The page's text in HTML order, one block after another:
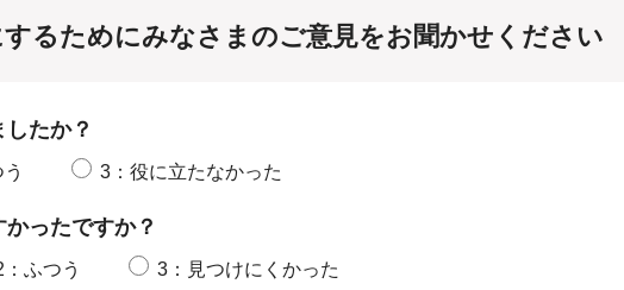
るためにみなさまのご意見をお聞かせください
たか？
3：役に立たなかった
ったですか？
：ふつう 3：見つけにくかった